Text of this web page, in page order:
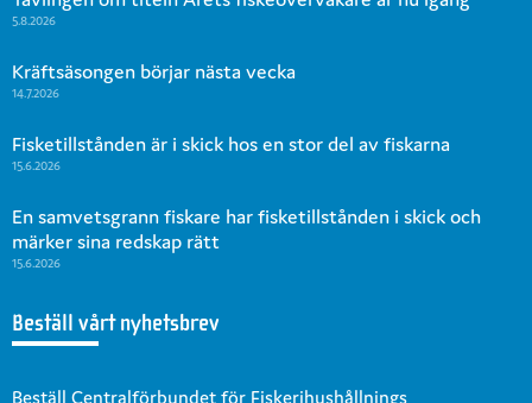
5.8.2026
Kräftsäsongen börjar nästa vecka
14.7.2026
Fisketillstånden är i skick hos en stor del av fiskarna
15.6.2026
En samvetsgrann fiskare har fisketillstånden i skick och
märker sina redskap rätt
15.6.2026
Beställ vårt nyhetsbrev
Beställ Centralförbundet för Fiskerihushållnings